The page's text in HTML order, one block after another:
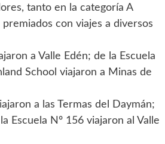
tanto en la categoría A
con viajes a diversos
a Valle Edén; de la Escuela
School viajaron a Minas de
a las Termas del Daymán;
Escuela Nº 156 viajaron al Valle